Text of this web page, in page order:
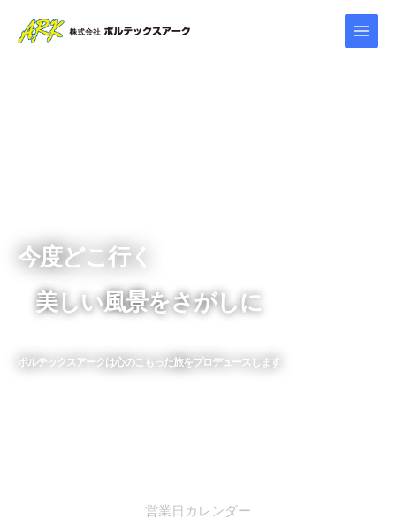
Main
Menu
今度どこ行く
美しい風景をさがしに
ボルテックスアークは心のこもった旅をプロデュースします
営業日カレンダー